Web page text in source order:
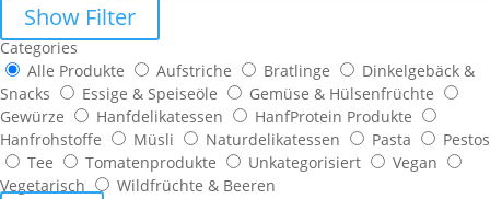
Show Filter
Categories
Alle Produkte
Aufstriche Bratlinge
Dinkelgebäck &
Snacks
Essige & Speiseöle
Gemüse & Hülsenfrüchte
Gewürze
Hanfdelikatessen
HanfProtein Produkte
Hanfrohstoffe
Müsli Naturdelikatessen Pasta
Pestos
Tee
Tomatenprodukte Unkategorisiert
Vegan
Vegetarisch
Wildfrüchte & Beeren